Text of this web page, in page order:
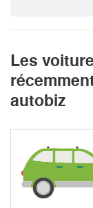
Les
autobiz